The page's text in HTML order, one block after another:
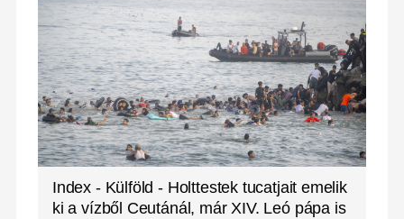
Index - Külföld - Holttestek tucatjait emelik
ki a vízből Ceutánál, már XIV. Leó pápa is